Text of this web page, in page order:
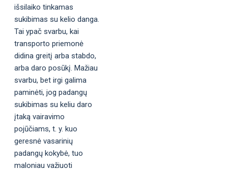
išsilaiko tinkamas
sukibimas su kelio danga.
Tai ypač svarbu, kai
transporto priemonė
didina greitį arba stabdo,
arba daro posūkį. Mažiau
svarbu, bet irgi galima
paminėti, jog padangų
sukibimas su keliu daro
įtaką vairavimo
pojūčiams, t. y. kuo
geresnė vasarinių
padangų kokybė, tuo
maloniau važiuoti